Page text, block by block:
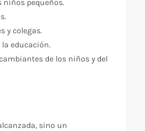
niños pequeños.
y colegas.
educación.
de los niños y del
sino un